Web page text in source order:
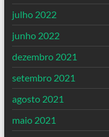
julho 2022
junho 2022
dezembro 2021
setembro 2021
agosto 2021
maio 2021